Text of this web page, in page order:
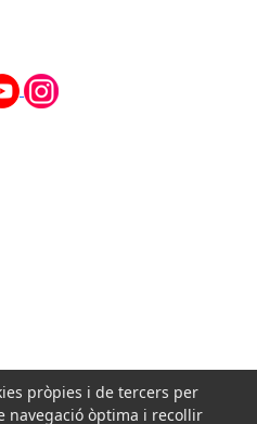
pròpies i de tercers per
navegació òptima i recollir